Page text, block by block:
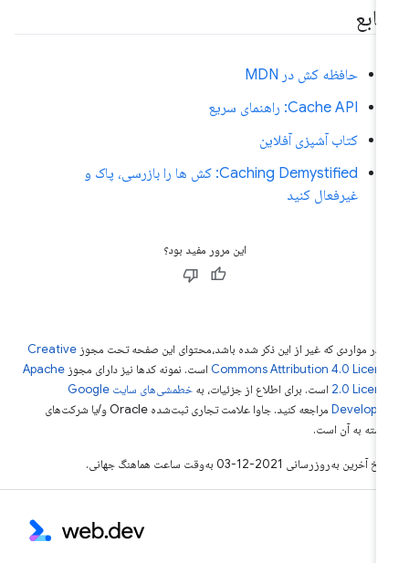
حافظه کش در MDN
Cache API: راهنمای سریع
کتاب آشپزی آفلاین
Caching Demystified: کش ها را بازرسی، پاک و
غیرفعال کنید
این مرور مفید بود؟
در مواردی که غیر از این ذکر شده باشد،‌محتوای این صفحه تحت مجوزCreative
Commons Attribution 4.0است. نمونه کدها نیز دارای مجوزApache
2.0است. برای اطلاع از جزئیات، به
خطمشی‌های سایت Google
مراجعه کنید. جاوا علامت تجاری ثبت‌شده Oracle و/یا شرکت‌های
به آن است.
آخرین به‌روزرسانی 2021-12-03 به‌وقت ساعت هماهنگ جهانی.